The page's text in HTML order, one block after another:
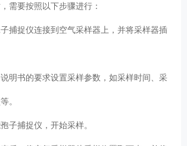
需要按照以下步骤进行：
捕捉仪连接到空气采样器上，并将采样器插
明书的要求设置采样参数，如采样时间、采
。
子捕捉仪，开始采样。